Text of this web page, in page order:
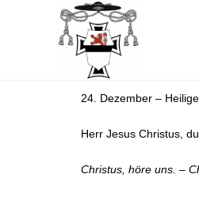
24. Dezember –
Herr Jesus Christus,
Christus, höre uns. –